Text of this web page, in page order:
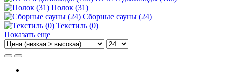
Полок (31)
Сборные сауны (24)
Текстиль (0)
Показать еще